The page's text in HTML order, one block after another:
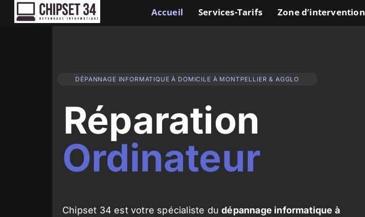
Accueil Services-Tarifs Zone d’intervention
DÉPANNAGE INFORMATIQUE À DOMICILE À MONTPELLIER & AGGLO
Réparation
Ordinateur
Chipset 34 est votre spécialiste dudépannage informatique à